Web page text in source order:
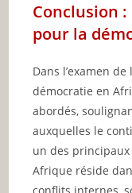
Conclusion
pour la
Dans l’examen
démocratie en
abordés,
auxquelles le
un des
Afrique réside